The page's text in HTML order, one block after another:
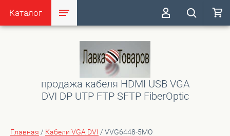
Каталог
продажа кабеля HDMI USB VGA
DVI DP UTP FTP SFTP FiberOptic
Главная / Кабели VGA DVI / VVG6448-5MO